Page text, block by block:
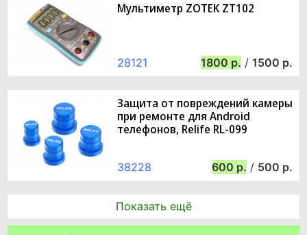
Мультиметр ZOTEK ZT102
28121 1800 / 1500
Защита от повреждений камеры
при ремонте для Android
телефонов, Relife RL-099
38228 600 / 500
Показать ещё